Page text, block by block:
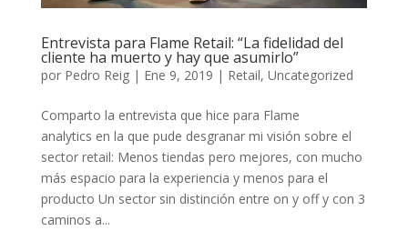
Entrevista para Flame Retail: “La fidelidad del
cliente ha muerto y hay que asumirlo”
por Pedro Reig| Ene 9, 2019 | Retail, Uncategorized
Comparto la entrevista que hice para Flame
analytics en la que pude desgranar mi visión sobre el
sector retail: Menos tiendas pero mejores, con mucho
más espacio para la experiencia y menos para el
producto Un sector sin distinción entre on y off y con 3
caminos a...